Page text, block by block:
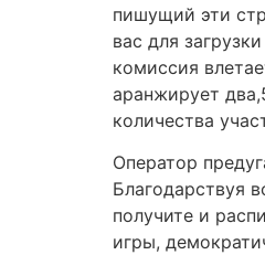
пишущий эти
вас для
комиссия
аранжирует
количества
Оператор
Благодарствуя
получите и
игры,